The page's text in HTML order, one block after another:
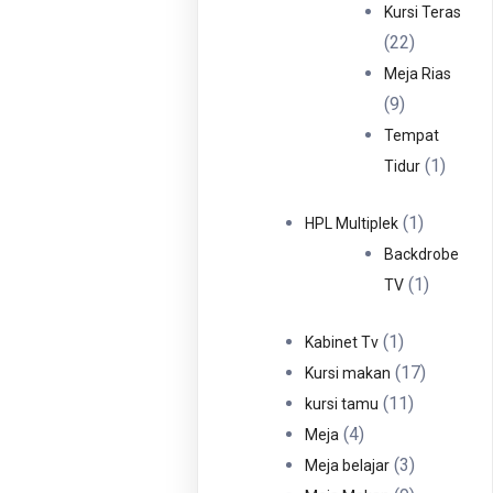
Kursi Teras
2222
Produk
Meja Rias
99
Produk
Tempat
Tidur
11
HPL Multiplek 11
Produk
Backdrobe
TV
11
Kabinet Tv 11
Produk
Kursi makan 1717
kursi tamu 1111
Meja 44
Produk
Meja belajar 33